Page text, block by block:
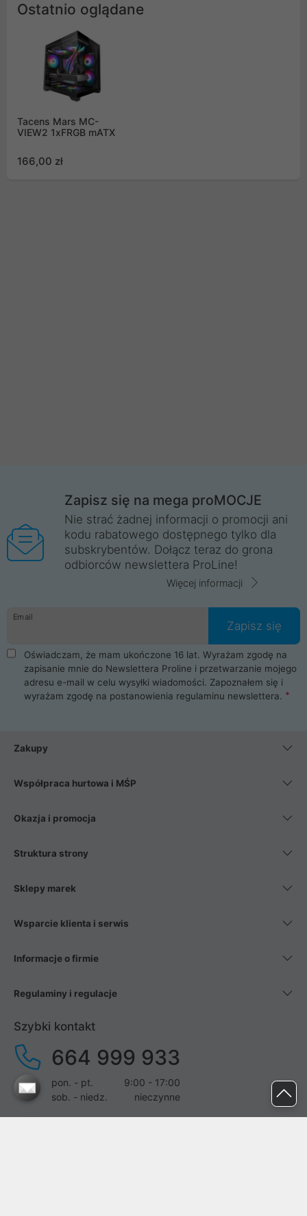
Ostatnio oglądane
Tacens Mars MC-
VIEW2 1xFRGB mATX
166,00 zł
Zapisz się na mega proMOCJE
Nie strać żadnej informacji o promocji ani
kodu rabatowego dostępnego tylko dla
subskrybentów. Dołącz teraz do grona
odbiorców newslettera ProLine!
Więcej informacji
Email
Zapisz się
Oświadczam, że mam ukończone 16 lat. Wyrażam zgodę na
zapisanie mnie do Newslettera Proline i przetwarzanie mojego
adresu e-mail w celu wysyłki wiadomości. Zapoznałem się i
wyrażam zgodę na postanowienia regulaminu newslettera.
Zakupy
Współpraca hurtowa i MŚP
Okazja i promocja
Struktura strony
Sklepy marek
Wsparcie klienta i serwis
Informacje o firmie
Regulaminy i regulacje
Szybki kontakt
664 999 933
pon. - pt.
9:00 - 17:00
sob. - niedz.
nieczynne